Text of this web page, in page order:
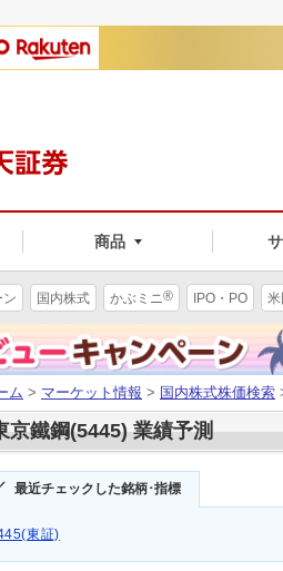
商品
ン 国内株式 かぶミニ® IPO・PO
ム > マーケット情報 > 国内株式株価検索
京鐵鋼(5445) 業績予測
最近チェックした銘柄･指標
東証)